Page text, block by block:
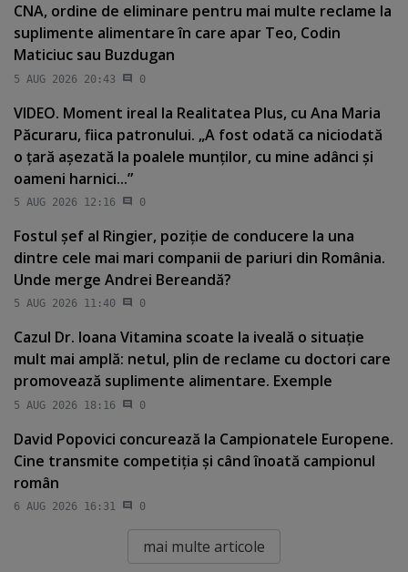
CNA, ordine de eliminare pentru mai multe reclame la
suplimente alimentare în care apar Teo, Codin
Maticiuc sau Buzdugan
5 AUG 2026 20:43 0
VIDEO. Moment ireal la Realitatea Plus, cu Ana Maria
Păcuraru, fiica patronului. „A fost odată ca niciodată
o ţară aşezată la poalele munţilor, cu mine adânci şi
oameni harnici...”
5 AUG 2026 12:16 0
Fostul şef al Ringier, poziţie de conducere la una
dintre cele mai mari companii de pariuri din România.
Unde merge Andrei Bereandă?
5 AUG 2026 11:40 0
Cazul Dr. Ioana Vitamina scoate la iveală o situaţie
mult mai amplă: netul, plin de reclame cu doctori care
promovează suplimente alimentare. Exemple
5 AUG 2026 18:16 0
David Popovici concurează la Campionatele Europene.
Cine transmite competiţia şi când înoată campionul
român
6 AUG 2026 16:31 0
mai multe articole